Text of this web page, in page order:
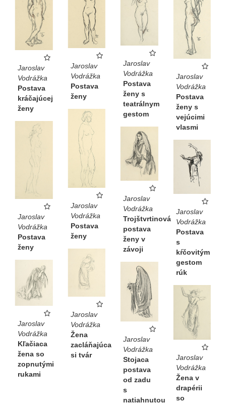
Jaroslav
Vodrážka
Postava
kráčajúcej
ženy
Jaroslav
Vodrážka
Postava
ženy
Jaroslav
Vodrážka
Postava
ženy s
teatrálnym
gestom
Jaroslav
Vodrážka
Postava
ženy s
vejúcimi
vlasmi
Jaroslav
Vodrážka
Postava
ženy
Jaroslav
Vodrážka
Postava
ženy
Jaroslav
Vodrážka
Trojštvrtinová
postava
ženy v
závoji
Jaroslav
Vodrážka
Postava
s
kŕčovitým
gestom
rúk
Jaroslav
Vodrážka
Žena
zacláňajúca
si tvár
Jaroslav
Vodrážka
Kľačiaca
žena so
zopnutými
rukami
Jaroslav
Vodrážka
Stojaca
postava
od zadu
s
natiahnutou
Jaroslav
Vodrážka
Žena v
drapérii
so